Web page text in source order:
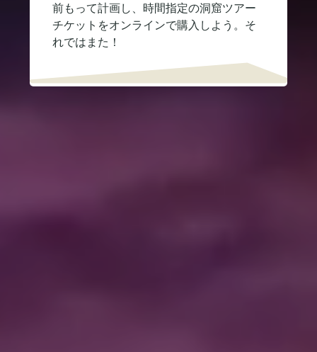
前もって計画し、時間指定の洞窟ツアー
チケットをオンラインで購入しよう。そ
れではまた！